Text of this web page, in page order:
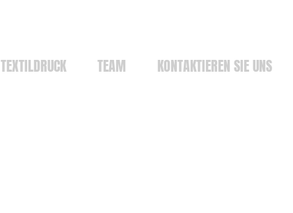
TEXTILDRUCK TEAM KONTAKTIEREN SIE UNS